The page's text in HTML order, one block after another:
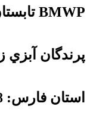
پرندگان آبزي